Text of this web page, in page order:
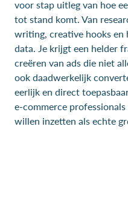
voor stap uitleg van hoe
tot stand komt. Van
writing, creative hooks en
data. Je krijgt een helder
creëren van ads die niet
ook daadwerkelijk
eerlijk en direct
e-commerce
willen inzetten als echte